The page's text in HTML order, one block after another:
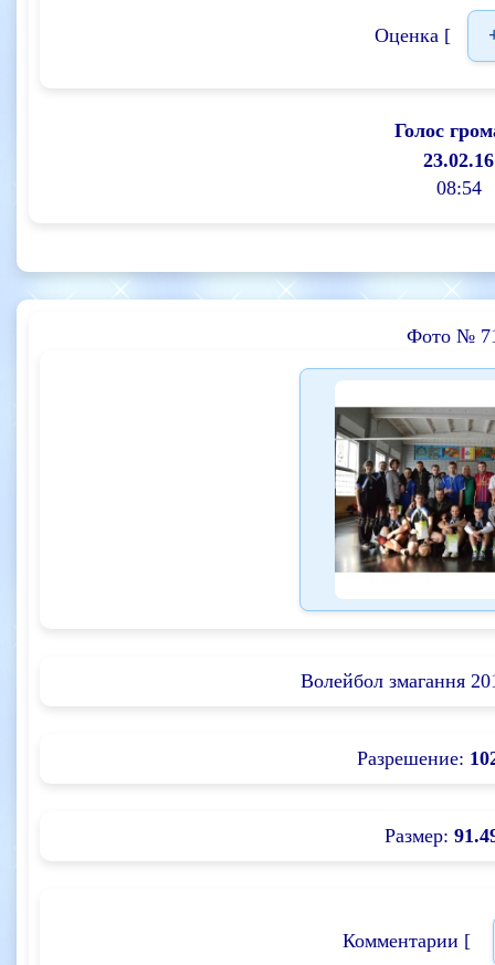
Оценка [
Голос
23.02.16
08:54
Фото №
Волейбол змагання
Разрешение:
Размер:
Комментарии [